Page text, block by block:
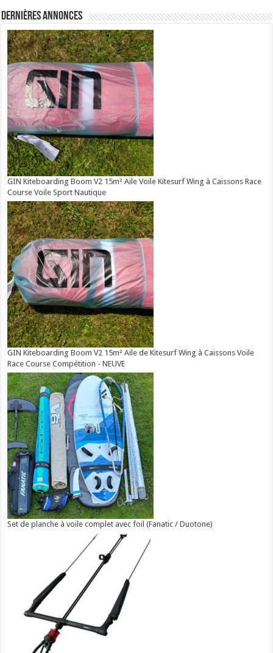
Dernières annonces
GIN Kiteboarding Boom V2 15m² Aile Voile Kitesurf Wing à Caissons Race
Course Voile Sport Nautique
GIN Kiteboarding Boom V2 15m² Aile de Kitesurf Wing à Caissons Voile
Race Course Compétition - NEUVE
Set de planche à voile complet avec foil (Fanatic / Duotone)